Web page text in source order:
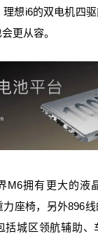
想i6的双电机四驱
更从容。
M6拥有更大的液
座椅，另外896
括城区领航辅助、